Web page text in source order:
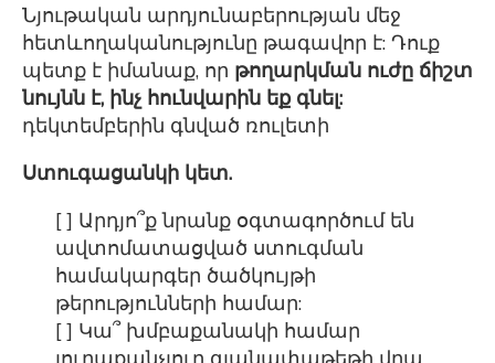
Նյութական արդյունաբերության մեջ
հետևողականությունը թագավոր է: Դուք
պետք է իմանաք, որ թողարկման ուժը ճիշտ
նույնն է, ինչ հունվարին եք գնել:
դեկտեմբերին գնված ռուլետի
Ստուգացանկի կետ.
[ ] Արդյո՞ք նրանք օգտագործում են
ավտոմատացված ստուգման
համակարգեր ծածկույթի
թերությունների համար:
[ ] Կա՞ խմբաքանակի համար